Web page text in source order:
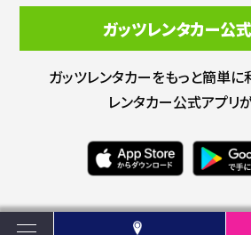
ガッツレンタカー公
ガッツレンタカーをもっと簡単に
レンタカー公式アプリ